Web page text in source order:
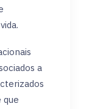
a
que